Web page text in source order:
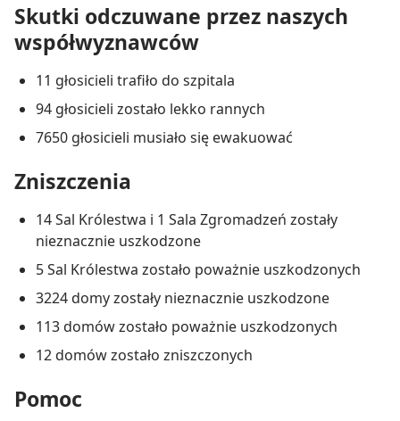
Skutki odczuwane przez naszych
współwyznawców
11 głosicieli trafiło do szpitala
94 głosicieli zostało lekko rannych
7650 głosicieli musiało się ewakuować
Zniszczenia
14 Sal Królestwa i 1 Sala Zgromadzeń zostały
nieznacznie uszkodzone
5 Sal Królestwa zostało poważnie uszkodzonych
3224 domy zostały nieznacznie uszkodzone
113 domów zostało poważnie uszkodzonych
12 domów zostało zniszczonych
Pomoc